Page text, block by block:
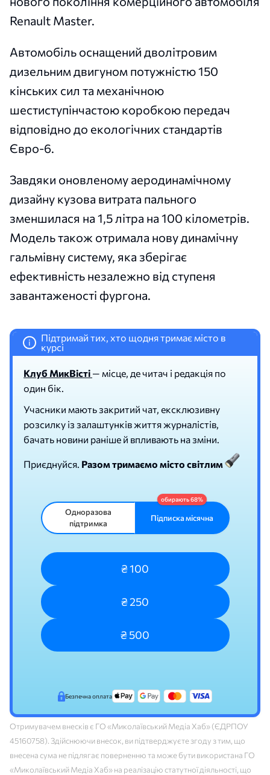
Renault Master.
Автомобіль оснащений дволітровим
дизельним двигуном потужністю 150
кінських сил та механічною
шестиступінчастою коробкою передач
відповідно до екологічних стандартів
Євро-6.
Завдяки оновленому аеродинамічному
дизайну кузова витрата пального
зменшилася на 1,5 літра на 100 кілометрів.
Модель також отримала нову динамічну
гальмівну систему, яка зберігає
ефективність незалежно від ступеня
завантаженості фургона.
i
Підтримай тих, хто щодня тримає місто в
курсі
Клуб МикВісті — місце, де читач і редакція по
один бік.
Учасники мають закритий чат, ексклюзивну
розсилку із залаштунків життя журналістів,
бачать новини раніше й впливають на зміни.
Приєднуйся. Разом тримаємо місто світлим
Одноразова
підтримка
Підписка місячна
₴ 100
₴ 250
₴ 500
Безпечна оплата
Отримувачем внесків є ГО «Миколаївський Медіа Хаб» (ЄДРПОУ
45160758). Здійснюючи внесок, ви підтверджуєте згоду з тим, що
внесена сума не підлягає поверненню та може бути використана ГО
«Миколаївський Медіа Хаб» на реалізацію статутної діяльності, що